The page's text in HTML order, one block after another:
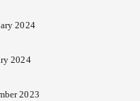
2024
2024
2023